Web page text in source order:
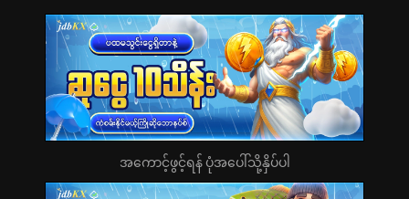
အကောင့်ဖွင့်ရန် ပုံအပေါ်သို့နှိပ်ပါ